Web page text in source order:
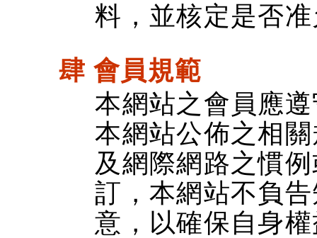
料，並核定是否
肆 會員規範
本網站之會員應
本網站公佈之相
及網際網路之慣
訂，本網站不負
意，以確保自身